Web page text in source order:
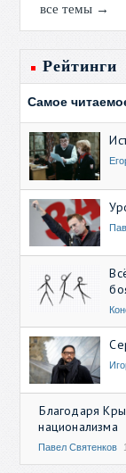
все темы →
Рейтинги
Самое
Благодаря
национализма
Павел Святенков